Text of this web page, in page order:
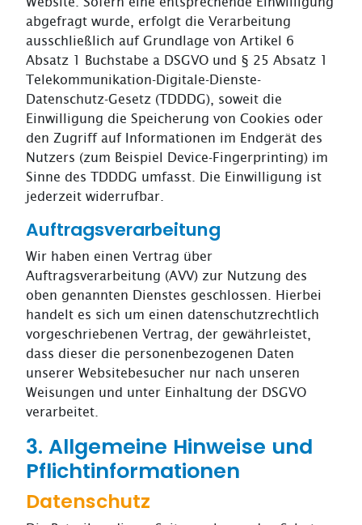
abgefragt wurde, erfolgt die Verarbeitung
ausschließlich auf Grundlage von Artikel 6
Absatz 1 Buchstabe a DSGVO und § 25 Absatz 1
Telekommunikation-Digitale-Dienste-
Datenschutz-Gesetz (TDDDG), soweit die
Einwilligung die Speicherung von Cookies oder
den Zugriff auf Informationen im Endgerät des
Nutzers (zum Beispiel Device-Fingerprinting) im
Sinne des TDDDG umfasst. Die Einwilligung ist
jederzeit widerrufbar.
Auftragsverarbeitung
Wir haben einen Vertrag über
Auftragsverarbeitung (AVV) zur Nutzung des
oben genannten Dienstes geschlossen. Hierbei
handelt es sich um einen datenschutzrechtlich
vorgeschriebenen Vertrag, der gewährleistet,
dass dieser die personenbezogenen Daten
unserer Websitebesucher nur nach unseren
Weisungen und unter Einhaltung der DSGVO
verarbeitet.
3. Allgemeine Hinweise und
Pflicht­informationen
Datenschutz